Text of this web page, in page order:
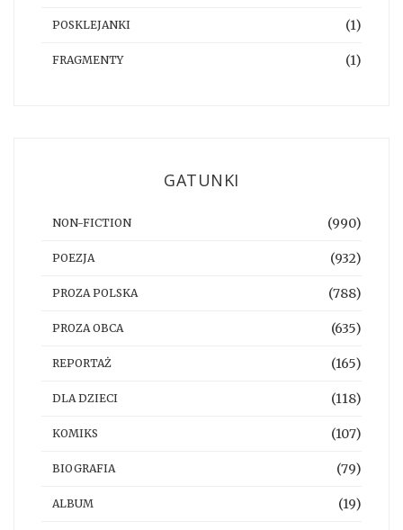
POSKLEJANKI (1)
FRAGMENTY (1)
GATUNKI
NON-FICTION (990)
POEZJA (932)
PROZA POLSKA (788)
PROZA OBCA (635)
REPORTAŻ (165)
DLA DZIECI (118)
KOMIKS (107)
BIOGRAFIA (79)
ALBUM (19)